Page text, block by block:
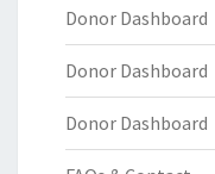
Donor Dashboard
Donor Dashboard
Donor Dashboard